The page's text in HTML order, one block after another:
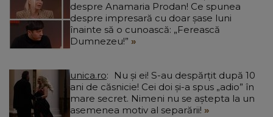
despre Anamaria Prodan! Ce spunea
despre impresară cu doar șase luni
înainte să o cunoască: „Ferească
Dumnezeu!”
unica.ro
ani de căsnicie! Cei doi și-a spus „adio” în
mare secret. Nimeni nu se aștepta la un
asemenea motiv al separării!